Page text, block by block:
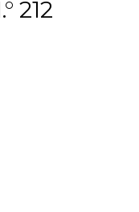
212